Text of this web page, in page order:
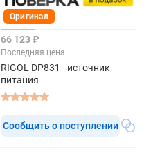
Оригинал
66 123 ₽
Последняя цена
RIGOL DP831 - источник
питания
Сообщить о поступлении